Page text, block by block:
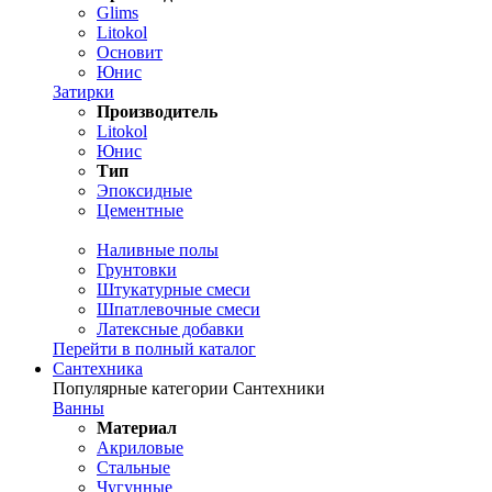
Glims
Litokol
Основит
Юнис
Затирки
Производитель
Litokol
Юнис
Тип
Эпоксидные
Цементные
Наливные полы
Грунтовки
Штукатурные смеси
Шпатлевочные смеси
Латексные добавки
Перейти в полный каталог
Сантехника
Популярные категории Сантехники
Ванны
Материал
Акриловые
Стальные
Чугунные